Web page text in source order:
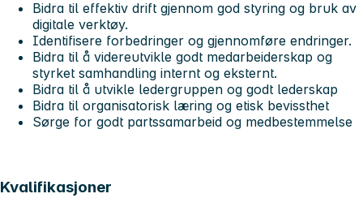
Bidra til effektiv drift gjennom god styring og bruk av
digitale verktøy.
Identifisere forbedringer og gjennomføre endringer.
Bidra til å videreutvikle godt medarbeiderskap og
styrket samhandling internt og eksternt.
Bidra til å utvikle ledergruppen og godt lederskap
Bidra til organisatorisk læring og etisk bevissthet
Sørge for godt partssamarbeid og medbestemmelse
Kvalifikasjoner